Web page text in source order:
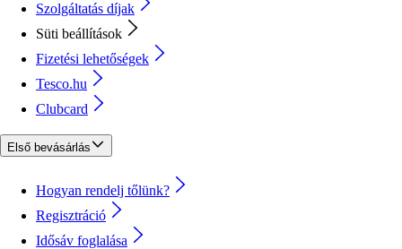
Szolgáltatás díjak
Süti beállítások
Fizetési lehetőségek
Tesco.hu
Clubcard
Első bevásárlás
Hogyan rendelj tőlünk?
Regisztráció
Idősáv foglalása